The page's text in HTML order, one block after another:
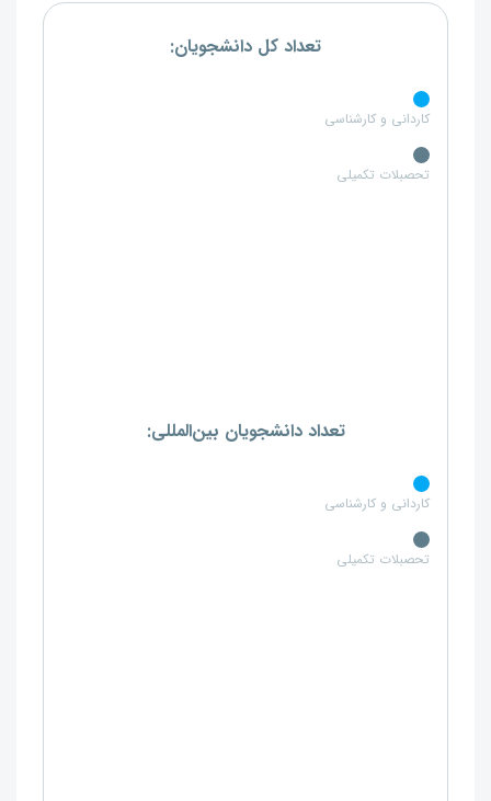
تعداد کل دانشجویان:
کاردانی و کارشناسی
تحصبلات تکمیلی
تعداد دانشجویان بین‌المللی:
کاردانی و کارشناسی
تحصبلات تکمیلی